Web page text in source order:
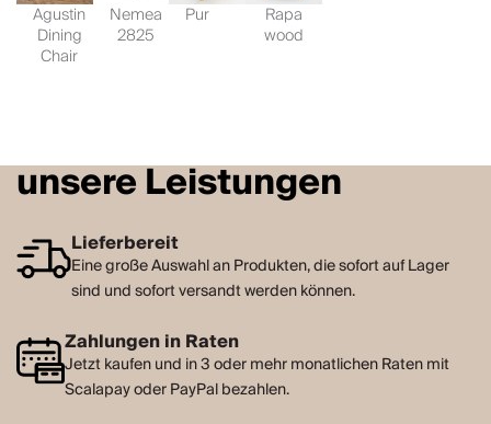
Agustin
Dining
Chair
Nemea
2825
Pur Rapa
wood
unsere Leistungen
Lieferbereit
Eine große Auswahl an Produkten, die sofort auf Lager
sind und sofort versandt werden können.
Zahlungen in Raten
Jetzt kaufen und in 3 oder mehr monatlichen Raten mit
Scalapay oder PayPal bezahlen.